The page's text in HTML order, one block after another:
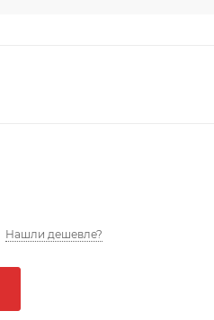
Нашли дешевле?